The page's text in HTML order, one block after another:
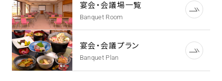
宴会・会議場一覧
Banquet Room
宴会・会議プラン
Banquet Plan